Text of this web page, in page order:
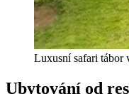
Luxusní safari tábor
Ubytování od